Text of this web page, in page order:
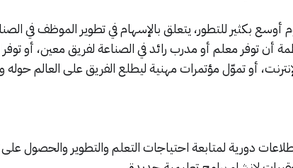
أوسع بكثير للتطور، يتعلق بالإسهام في تطوير الموظف في
أن توفر معلم أو مدرب رائد في الصناعة لفريق معين، أو توفر
أو تموّل مؤتمرات مهنية ليطلع الفريق على العالم
دورية لمتابعة احتياجات التعلم والتطوير والحصول